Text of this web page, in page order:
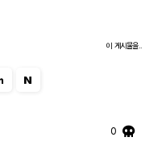
이 게시물을..
N
0